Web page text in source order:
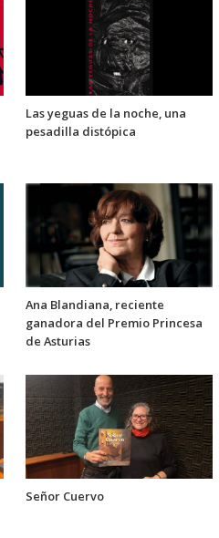
Las yeguas de la noche, una
pesadilla distópica
Ana Blandiana, reciente
ganadora del Premio Princesa
de Asturias
Señor Cuervo